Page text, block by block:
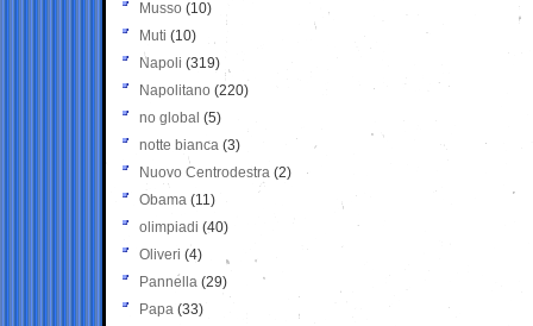
Musso (10)
Muti (10)
Napoli (319)
Napolitano (220)
no global (5)
notte bianca (3)
Nuovo Centrodestra (2)
Obama (11)
olimpiadi (40)
Oliveri (4)
Pannella (29)
Papa (33)